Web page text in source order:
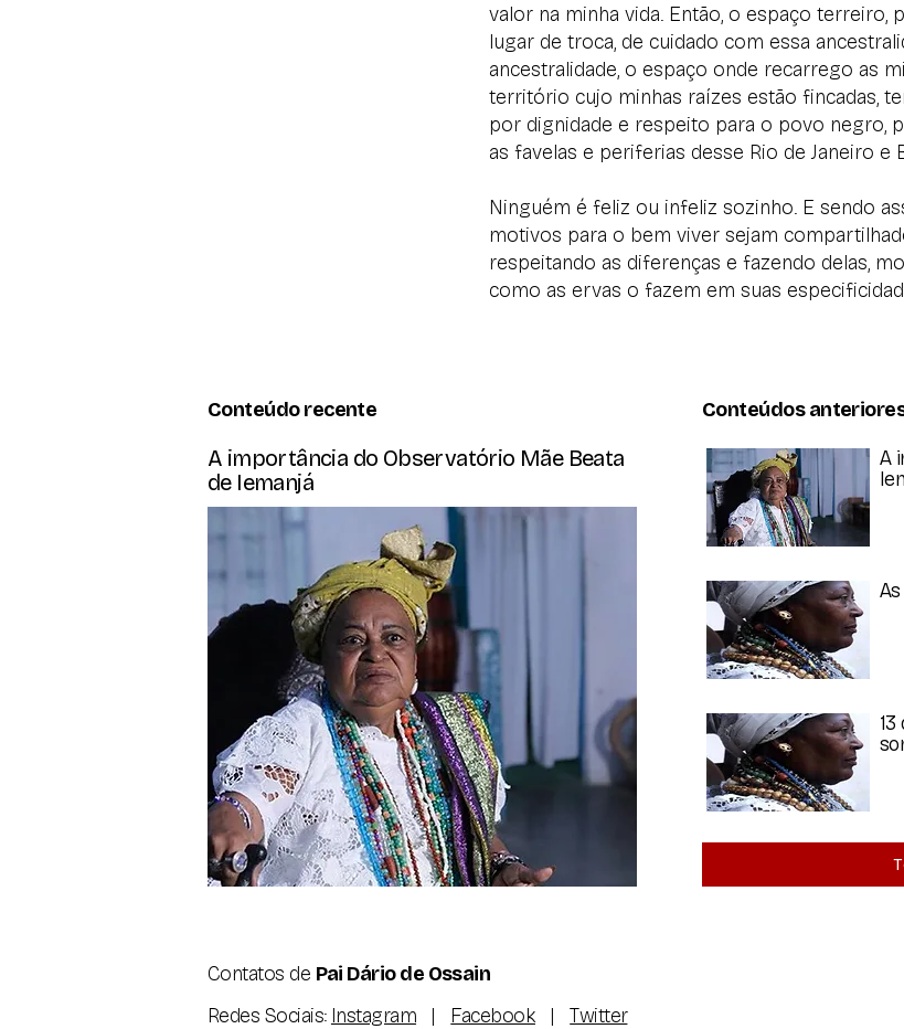
valor na minha vida. Então, o espaço
lugar de troca, de cuidado com essa
ancestralidade, o espaço onde recarrego as
território cujo minhas raízes estão fincadas,
por dignidade e respeito para o povo negro,
as favelas e periferias desse Rio de Janeiro e
Ninguém é feliz ou infeliz sozinho. E sendo
motivos para o bem viver sejam
respeitando as diferenças e fazendo delas,
como as ervas o fazem em suas
Conteúdo recente
A importância do Observatório Mãe Beata
de Iemanjá
Conteúdos
A
Contatos de Pai Dário de Ossain
Redes Sociais: Instagram | Facebook |Twitter